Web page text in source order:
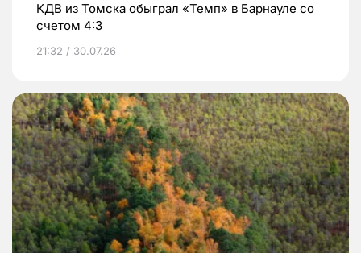
КДВ из Томска обыграл «Темп» в Барнауле со
счетом 4:3
21:32 / 30.07.26